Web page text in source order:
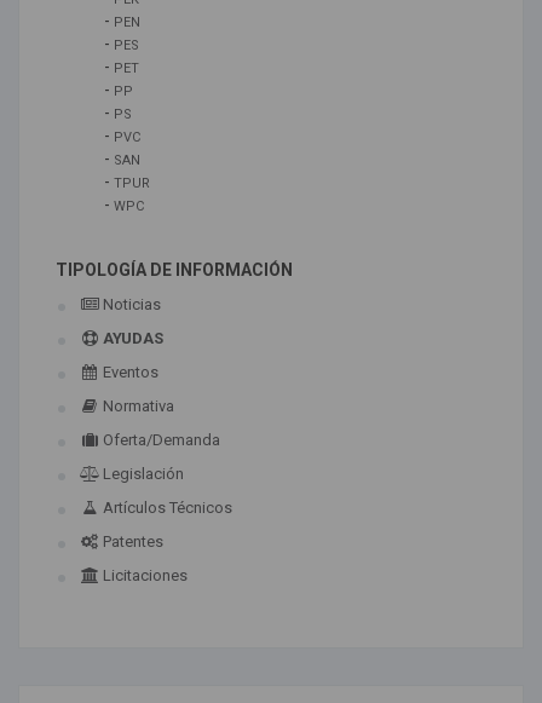
- PEN
- PES
- PET
- PP
- PS
- PVC
- SAN
- TPUR
- WPC
TIPOLOGÍA DE INFORMACIÓN
Noticias
AYUDAS
Eventos
Normativa
Oferta/Demanda
Legislación
Artículos Técnicos
Patentes
Licitaciones